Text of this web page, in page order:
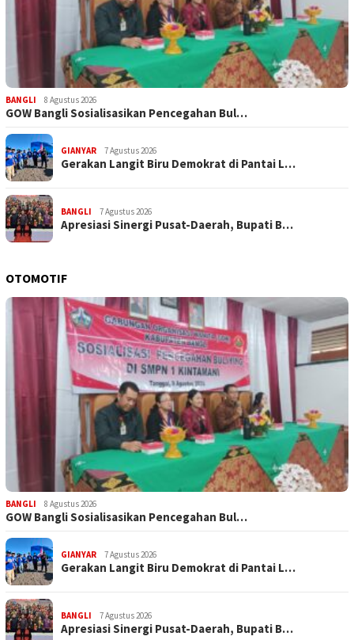
BANGLI 8 Agustus 2026
GOW Bangli Sosialisasikan Pencegahan Bul…
GIANYAR 7 Agustus 2026
Gerakan Langit Biru Demokrat di Pantai L…
BANGLI 7 Agustus 2026
Apresiasi Sinergi Pusat-Daerah, Bupati B…
OTOMOTIF
BANGLI 8 Agustus 2026
GOW Bangli Sosialisasikan Pencegahan Bul…
GIANYAR 7 Agustus 2026
Gerakan Langit Biru Demokrat di Pantai L…
BANGLI 7 Agustus 2026
Apresiasi Sinergi Pusat-Daerah, Bupati B…